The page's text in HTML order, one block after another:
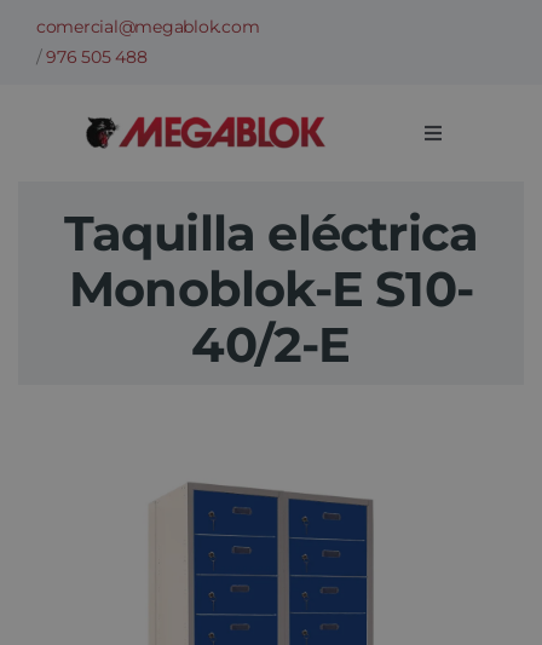
Saltarcomercial@megablok.com
/976 505 488
Toggle
Sectores
Información técnica
Taquilla eléctrica
Monoblok-E S10-
40/2-E